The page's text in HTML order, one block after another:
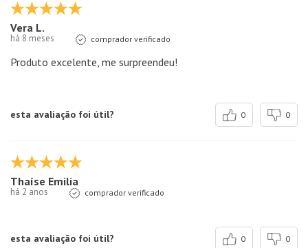
Vera L.
há 8 meses comprador verificado
Produto excelente, me surpreendeu!
esta avaliação foi útil? 0 0
Thaíse Emilia
há 2 anos comprador verificado
esta avaliação foi útil? 0 0